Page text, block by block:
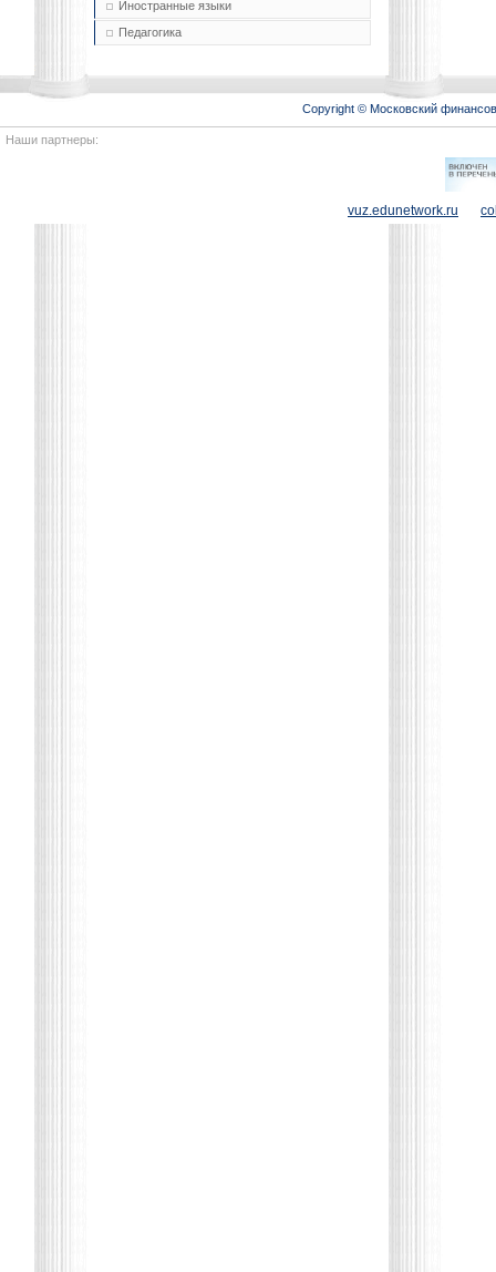
Иностранные языки
Педагогика
Copyright © Московский
Наши партнеры:
vuz.edunetwork.ru